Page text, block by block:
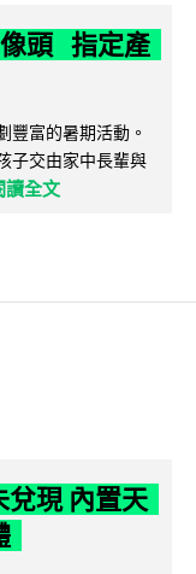
頭 指定產
豐富的暑期活動。
子交由家中長輩與
讀全文
現 內置天